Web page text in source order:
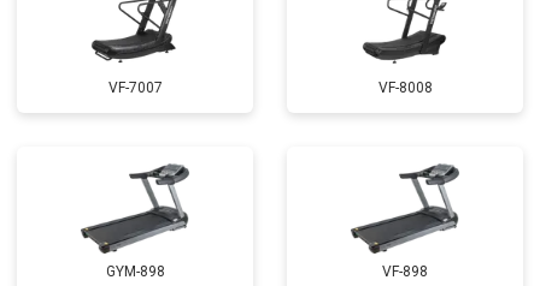
VF-7007 VF-8008
GYM-898 VF-898